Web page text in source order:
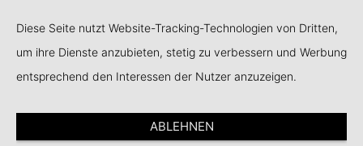
Alle Videos
Diese Seite nutzt Website-Tracking-Technologien von Dritten,
um ihre Dienste anzubieten, stetig zu verbessern und Werbung
entsprechend den Interessen der Nutzer anzuzeigen.
ABLEHNEN